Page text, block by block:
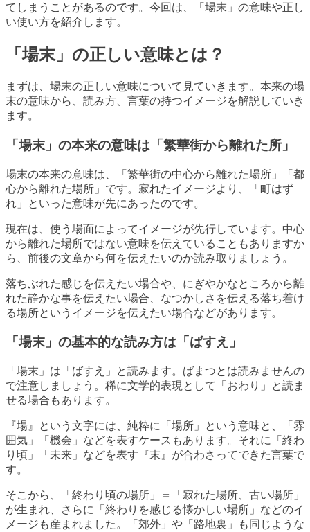
てしまうことがあるのです。今回は、「場末」の意味や正し
い使い方を紹介します。
「場末」の正しい意味とは？
まずは、場末の正しい意味について見ていきます。本来の場
末の意味から、読み方、言葉の持つイメージを解説していき
ます。
「場末」の本来の意味は「繁華街から離れた所」
場末の本来の意味は、「繁華街の中心から離れた場所」「都
心から離れた場所」です。寂れたイメージより、「町はず
れ」といった意味が先にあったのです。
現在は、使う場面によってイメージが先行しています。中心
から離れた場所ではない意味を伝えていることもありますか
ら、前後の文章から何を伝えたいのか読み取りましょう。
落ちぶれた感じを伝えたい場合や、にぎやかなところから離
れた静かな事を伝えたい場合、なつかしさを伝える落ち着け
る場所というイメージを伝えたい場合などがあります。
「場末」の基本的な読み方は「ばすえ」
「場末」は「ばすえ」と読みます。ばまつとは読みませんの
で注意しましょう。稀に文学的表現として「おわり」と読ま
せる場合もあります。
『場』という文字には、純粋に「場所」という意味と、「雰
囲気」「機会」などを表すケースもあります。それに「終わ
り頃」「未来」などを表す『末』が合わさってできた言葉で
す。
そこから、「終わり頃の場所」＝「寂れた場所、古い場所」
が生まれ、さらに「終わりを感じる懐かしい場所」などのイ
メージも産まれました。「郊外」や「路地裏」も同じような